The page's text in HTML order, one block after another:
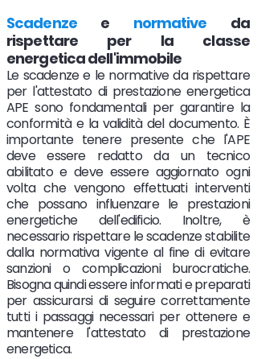
Scadenze e normative da
rispettare per la classe
energetica dell'immobile
Le scadenze e le normative da rispettare
per l'attestato di prestazione energetica
APE sono fondamentali per garantire la
conformità e la validità del documento. È
importante tenere presente che l'APE
deve essere redatto da un tecnico
abilitato e deve essere aggiornato ogni
volta che vengono effettuati interventi
che possano influenzare le prestazioni
energetiche dell'edificio. Inoltre, è
necessario rispettare le scadenze stabilite
dalla normativa vigente al fine di evitare
sanzioni o complicazioni burocratiche.
Bisogna quindi essere informati e preparati
per assicurarsi di seguire correttamente
tutti i passaggi necessari per ottenere e
mantenere l'attestato di prestazione
energetica.